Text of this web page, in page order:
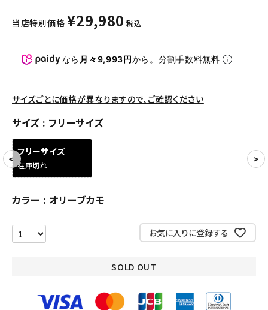
スニーカー・ブーツ
COLLABORATION BRAND
SEASON
CONTENTS
ようこそ ゲスト 様
meeting_room ログイン
当店特別価格 ¥29,980 税込
なら 月々9,993円から。分割手数料無料
サイズごとに価格が異なりますので、ご確認ください
サイズ フリーサイズ
フリーサイズ
在庫切れ
カラー オリーブカモ
お気に入りに登録する
SOLD OUT